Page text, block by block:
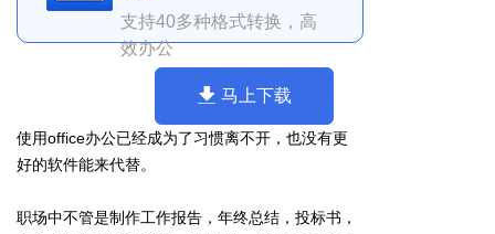
支持40多种格式转换，高
效办公
马上下载
使用office办公已经成为了习惯离不开，也没有更
好的软件能来代替。
职场中不管是制作工作报告，年终总结，投标书，